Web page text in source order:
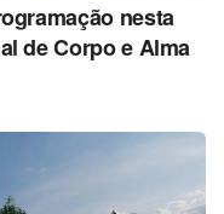
nesta
de Corpo e Alma